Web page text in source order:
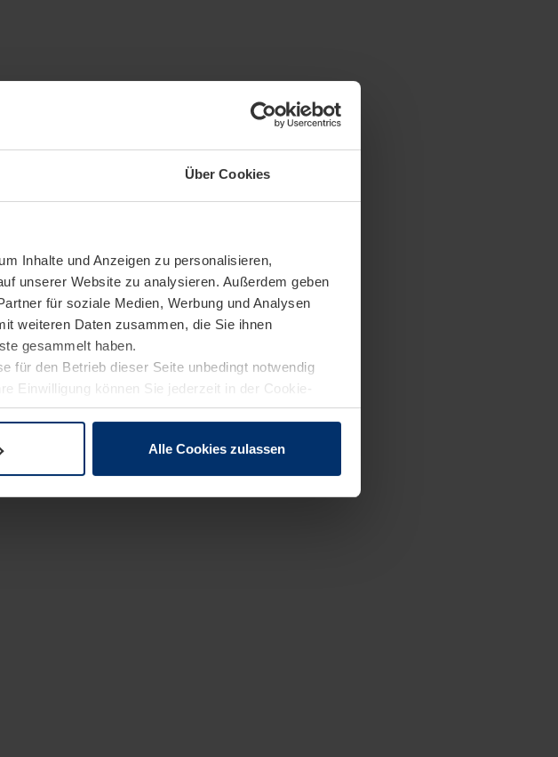
Über Cookies
Inhalte und Anzeigen zu personalisieren,
unserer Website zu analysieren. Außerdem geben
für soziale Medien, Werbung und Analysen
weiteren Daten zusammen, die Sie ihnen
gesammelt haben.
für den Betrieb dieser Seite unbedingt notwendig
Einwilligung können Sie jederzeit in der Cookie-
oder widerrufen.
Alle Cookies zulassen